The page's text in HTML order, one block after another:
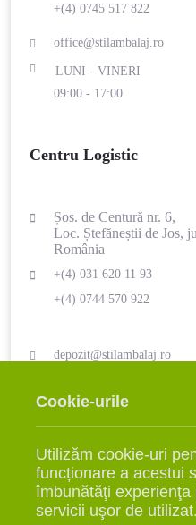
+(4) 0745 517 822
office@stilambalaj.ro
LUNI - VINERI
09:00 - 17:00
Centru Logistic
Șos. de Centură nr. 6,
Loc. Ștefăneștii de Jos,
România
+(4) 031 620 11 93
+(4) 0744 570 922
depozit@stilambalaj.ro
09:00 - 17:00
Cookie-urile
Utilizăm cookie-uri
funcționare a acestui
îmbunătăţi
servicii uşor de utilizat.